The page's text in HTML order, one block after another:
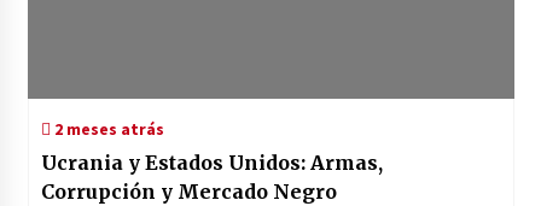
2 meses atrás
Ucrania y Estados Unidos: Armas,
Corrupción y Mercado Negro